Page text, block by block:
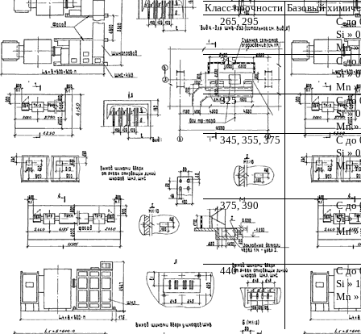
Класс прочности Базовый
265, 295
С до
Si »
Mn »
315
С до
Si »
Mn »
325
С до
Si »
Mn »
345, 355, 375
С до
Si »
Mn »
375, 390
С до
Si »
Mn »
440
С до
Si »
Mn »